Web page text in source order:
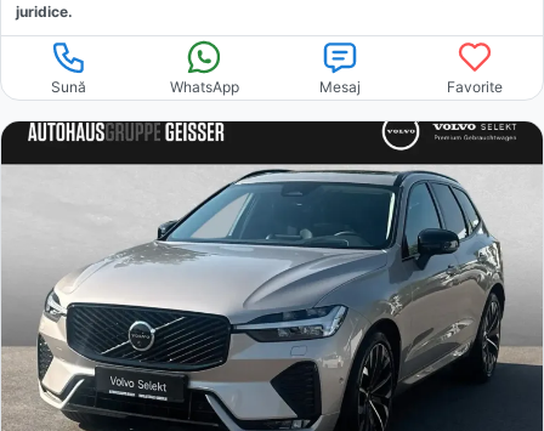
juridice.
Sună WhatsApp Mesaj Favorite